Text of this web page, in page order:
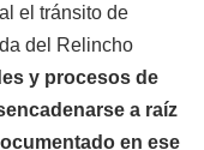
el tránsito de
del Relincho
y procesos de
a raíz
en ese